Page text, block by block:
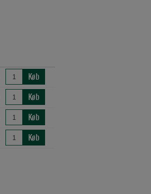
Køb
Køb
Køb
Køb